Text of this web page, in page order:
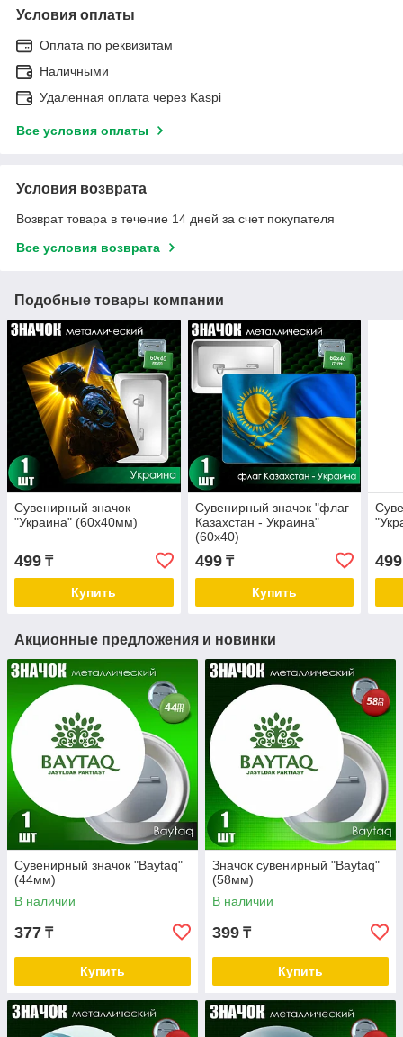
Условия оплаты
Оплата по реквизитам
Наличными
Удаленная оплата через Kaspi
Все условия оплаты
Условия возврата
Возврат товара в течение 14 дней за счет покупателя
Все условия возврата
Подобные товары компании
Сувенирный значок
"Украина" (60х40мм)
499 ₸
Купить
Сувенирный значок "флаг
Казахстан - Украина"
(60х40)
499₸
Купить
499
Акционные предложения и новинки
Сувенирный значок "Baytaq"
(44мм)
В наличии
377 ₸
Купить
Значок сувенирный "Baytaq"
(58мм)
В наличии
399 ₸
Купить